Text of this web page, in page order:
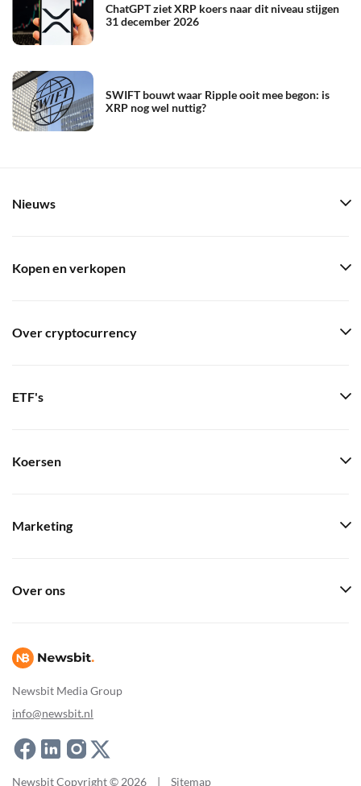
ChatGPT ziet XRP koers naar dit niveau stijgen
31 december 2026
SWIFT bouwt waar Ripple ooit mee begon: is
XRP nog wel nuttig?
Newsbit Media Group
info@newsbit.nl
Nieuws
Kopen en verkopen
Over cryptocurrency
ETF's
Koersen
Marketing
Over ons
Newsbit Copyright © 2026 | Sitemap